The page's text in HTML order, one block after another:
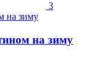
3
на зиму